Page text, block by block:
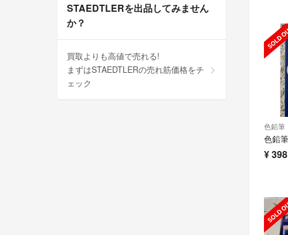
色鉛筆
¥398
STAEDTLERを出品してみません
か？
買取よりも高値で売れる!
まずはSTAEDTLERの売れ筋価格をチ
ェック